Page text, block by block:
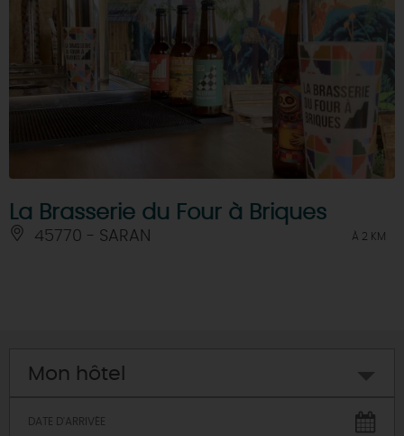
La Brasserie du Four à Briques
45770 - SARAN À 2 KM
Mon hôtel